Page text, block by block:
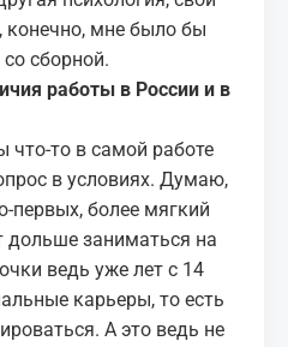
конечно, мне было бы
сборной.
работы в России и в
что-то в самой работе
в условиях. Думаю,
первых, более мягкий
дольше заниматься на
ведь уже лет с 14
карьеры, то есть
А это ведь не